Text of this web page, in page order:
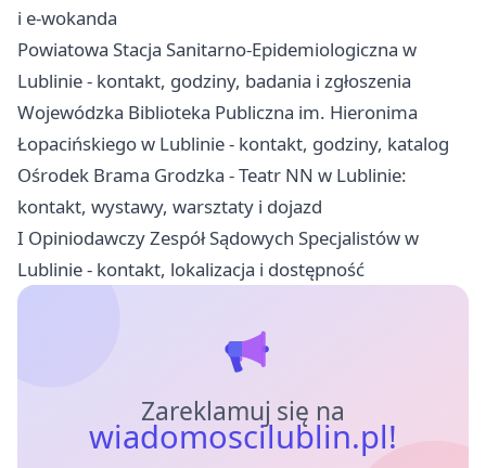
i e-wokanda
Powiatowa Stacja Sanitarno-Epidemiologiczna w
Lublinie - kontakt, godziny, badania i zgłoszenia
Wojewódzka Biblioteka Publiczna im. Hieronima
Łopacińskiego w Lublinie - kontakt, godziny, katalog
Ośrodek Brama Grodzka - Teatr NN w Lublinie:
kontakt, wystawy, warsztaty i dojazd
I Opiniodawczy Zespół Sądowych Specjalistów w
Lublinie - kontakt, lokalizacja i dostępność
Zareklamuj się na
wiadomoscilublin.pl!